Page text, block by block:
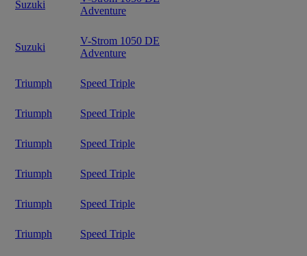
Suzuki
Adventure
Suzuki
V-Strom 1050 DE
Adventure
Triumph Speed Triple
Triumph Speed Triple
Triumph Speed Triple
Triumph Speed Triple
Triumph Speed Triple
Triumph Speed Triple